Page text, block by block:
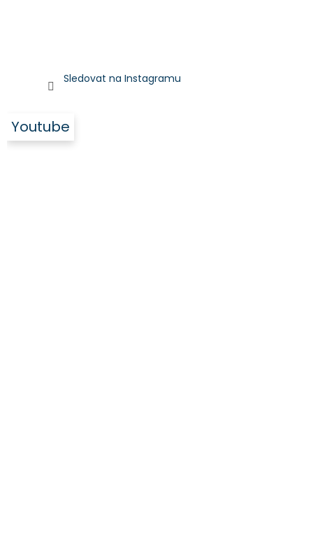
Sledovat na Instagramu
Youtube